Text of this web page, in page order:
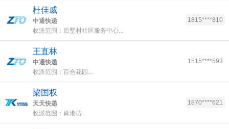
杜佳威
中通快递
收派范围：后墅村社区服务中心...
1815****810
王直林
中通快递
收派范围：百合花园...
1515****593
梁国权
天天快递
收派范围：肖港坊...
1870****621